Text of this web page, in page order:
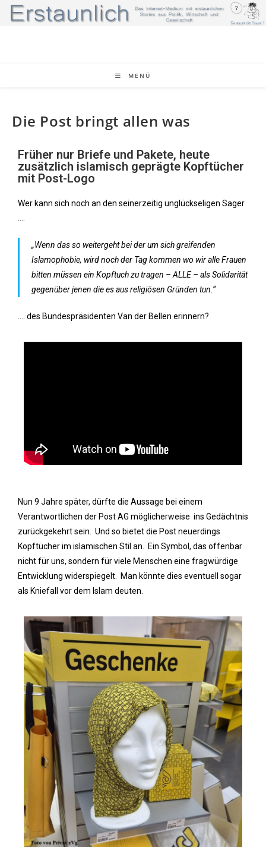
MENÜ
Die Post bringt allen was
Früher nur Briefe und Pakete, heute
zusätzlich islamisch geprägte Kopftücher
mit Post-Logo
Wer kann sich noch an den seinerzeitig unglückseligen Sager
„Wenn das so weitergeht bei der um sich greifenden
Islamophobie, wird noch der Tag kommen wo wir alle Frauen
bitten müssen ein Kopftuch zu tragen – ALLE – als Solidarität
gegenüber jenen die es aus religiösen Gründen tun.“
…. des Bundespräsidenten Van der Bellen erinnern?
Nun 9 Jahre später, dürfte die Aussage bei einem
Verantwortlichen der Post AG möglicherweise ins Gedächtnis
zurückgekehrt sein. Und so bietet die Post neuerdings
Kopftücher im islamischen Stil an. Ein Symbol, das offenbar
nicht für uns, sondern für viele Menschen eine fragwürdige
Entwicklung widerspiegelt. Man könnte dies eventuell sogar
als Kniefall vor dem Islam deuten.